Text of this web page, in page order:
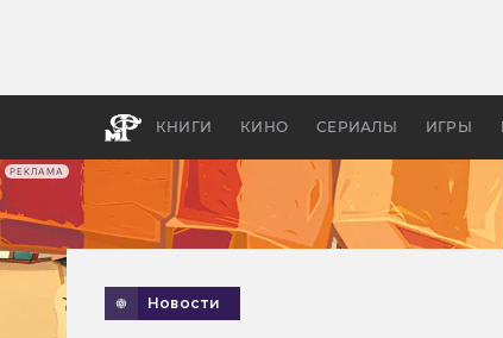
РЕКЛАМА
КНИГИ КИНО СЕРИАЛЫ ИГРЫ
Новости